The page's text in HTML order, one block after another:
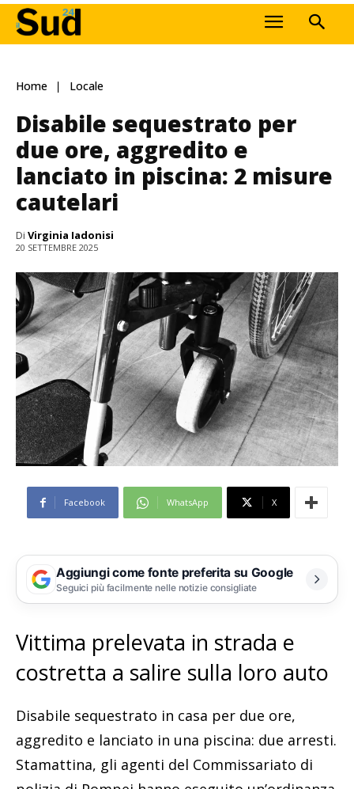
Home Locale
Disabile sequestrato per
due ore, aggredito e
lanciato in piscina: 2 misure
cautelari
Di Virginia Iadonisi
20 SETTEMBRE 2025
Facebook WhatsApp X
Aggiungi come fonte preferita su Google
Seguici più facilmente nelle notizie consigliate
Vittima prelevata in strada e
costretta a salire sulla loro auto
Disabile sequestrato in casa per due ore,
aggredito e lanciato in una piscina: due arresti.
Stamattina, gli agenti del Commissariato di